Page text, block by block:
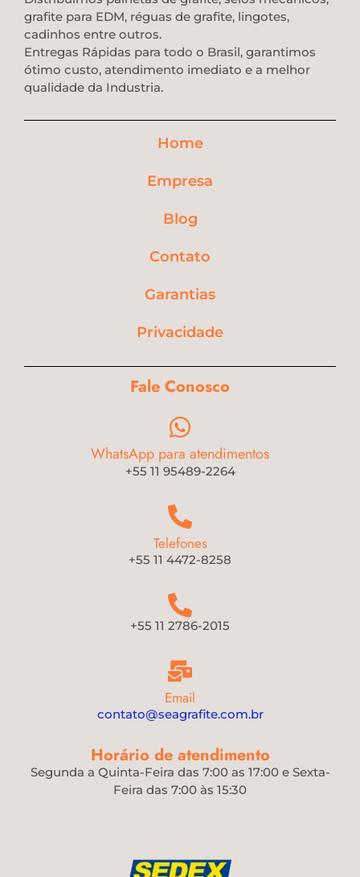
grafite para EDM, réguas de grafite, lingotes,
cadinhos entre outros.
Entregas Rápidas para todo o Brasil, garantimos
ótimo custo, atendimento imediato e a melhor
qualidade da Industria.
Home
Empresa
Blog
Contato
Garantias
Privacidade
Fale Conosco
WhatsApp para atendimentos
+55 11 95489-2264
Telefones
+55 11 4472-8258
+55 11 2786-2015
Email
contato@seagrafite.com.br
Horário de atendimento
Segunda a Quinta-Feira das 7:00 as 17:00 e Sexta-
Feira das 7:00 às 15:30